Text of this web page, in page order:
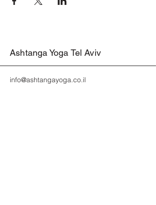
Ashtanga Yoga Tel Aviv
info@ashtangayoga.co.il